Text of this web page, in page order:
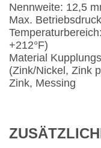
Nennweite: 12,5
Max.
+212°F)
Material
(Zink/Nickel, Zink
Zink, Messing